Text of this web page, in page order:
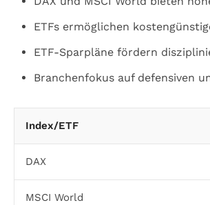
ETFs ermöglichen
ETF-Sparpläne fördern
Branchenfokus auf defensiven
Index/ETF
DAX
MSCI World